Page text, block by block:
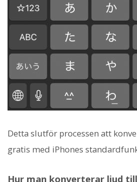
Detta slutför processen att
gratis med iPhones
Hur man konverterar ljud